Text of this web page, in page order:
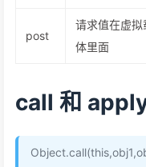
post
请求值在虚拟
体里面
call 和